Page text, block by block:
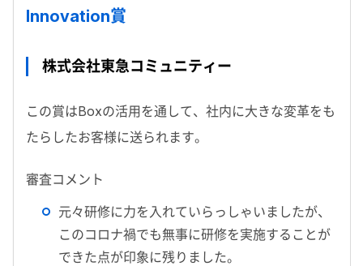
Innovation賞
株式会社東急コミュニティー
この賞はBoxの活用を通して、社内に大きな変革をも
たらしたお客様に送られます。
審査コメント
元々研修に力を入れていらっしゃいましたが、
このコロナ禍でも無事に研修を実施することが
できた点が印象に残りました。